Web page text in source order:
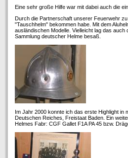
Eine sehr große Hilfe war mit dabei auch die
Durch die Partnerschaft unserer Feuerwehr
"Tauschhelm" bekommen habe. Mit dem
ausländischen Modelle. Vielleicht lag das
Sammlung deutscher Helme besaß.
Im Jahr 2000 konnte ich das erste Highlight in
Deutschen Reiches, Freistaat Baden. Ein
Helmes Fabr: CGF Gallet F1A PA 45 bzw.